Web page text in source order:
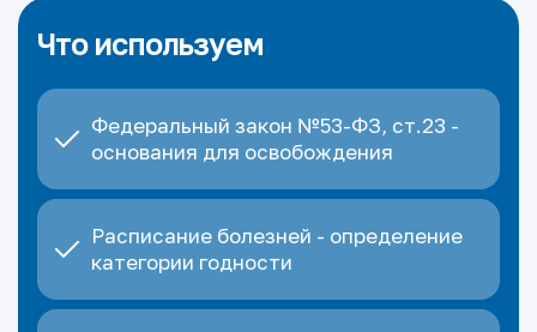
Что используем
Федеральный закон №53-ФЗ, ст.23 -
основания для освобождения
Расписание болезней - определение
категории годности